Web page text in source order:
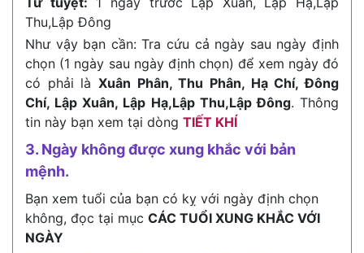
Thu,Lập Đông
Như vậy bạn cần: Tra cứu cả ngày sau ngày định
chọn (1 ngày sau ngày định chọn) để xem ngày đó
có phải là Xuân Phân, Thu Phân, Hạ Chí, Đông
Chí, Lập Xuân, Lập Hạ,Lập Thu,Lập Đông. Thông
tin này bạn xem tại dòng TIẾT KHÍ
3. Ngày không được xung khắc với bản
mệnh.
Bạn xem tuổi của bạn có kỵ với ngày định chọn
không, đọc tại mục CÁC TUỔI XUNG KHẮC VỚI
NGÀY